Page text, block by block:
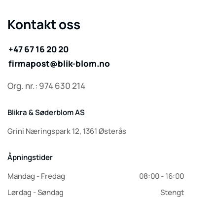
Kontakt oss
+47 67 16 20 20
firmapost@blik-blom.no
Org. nr.: 974 630 214
Blikra & Søderblom AS
Grini Næringspark 12, 1361 Østerås
Åpningstider
Mandag - Fredag
08:00 - 16:00
Lørdag - Søndag
Stengt